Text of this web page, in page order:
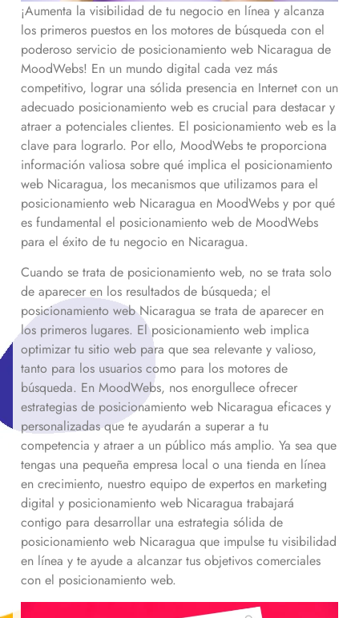
¡Aumenta la visibilidad de tu negocio en línea y alcanza
los primeros puestos en los motores de búsqueda con el
poderoso servicio de posicionamiento web Nicaragua de
MoodWebs! En un mundo digital cada vez más
competitivo, lograr una sólida presencia en Internet con un
adecuado posicionamiento web es crucial para destacar y
atraer a potenciales clientes. El posicionamiento web es la
clave para lograrlo. Por ello, MoodWebs te proporciona
información valiosa sobre qué implica el posicionamiento
web Nicaragua, los mecanismos que utilizamos para el
posicionamiento web Nicaragua en MoodWebs y por qué
es fundamental el posicionamiento web de MoodWebs
para el éxito de tu negocio en Nicaragua.
Cuando se trata de posicionamiento web, no se trata solo
de aparecer en los resultados de búsqueda; el
posicionamiento webNicaragua se trata de aparecer en
los primeros lugares. El posicionamiento web implica
optimizar tu sitio web para que sea relevante y valioso,
tanto para los usuarios como para los motores de
búsqueda. En MoodWebs, nos enorgullece ofrecer
estrategias de posicionamiento web Nicaragua eficaces y
personalizadas que te ayudarán a superar a tu
competencia y atraer a un público más amplio. Ya sea que
tengas una pequeña empresa local o una tienda en línea
en crecimiento, nuestro equipo de expertos en marketing
digital y posicionamiento web Nicaragua trabajará
contigo para desarrollar una estrategia sólida de
posicionamiento web Nicaragua que impulse tu visibilidad
en línea y te ayude a alcanzar tus objetivos comerciales
con el posicionamiento web.